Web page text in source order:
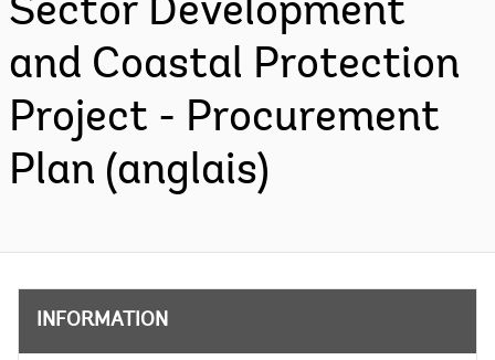
Sector Development
and Coastal Protection
Project - Procurement
Plan (anglais)
INFORMATION